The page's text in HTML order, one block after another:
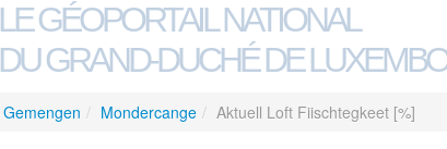
LE GÉOPORTAIL NATIONAL
DU GRAND-DUCHÉ DE
Gemengen / Mondercange / Aktuell Loft Fiischtegkeet [%]